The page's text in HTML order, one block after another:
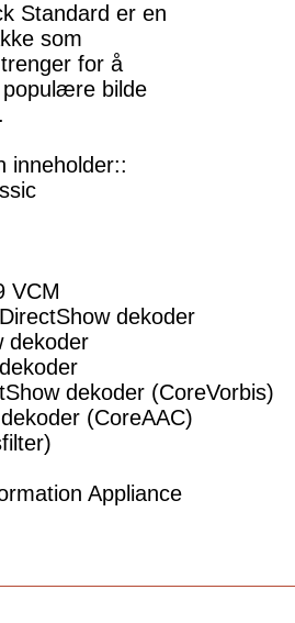
Standard er en
som
for å
bilde
inneholder::
VCM
dekoder
dekoder
dekoder (CoreVorbis)
(CoreAAC)
Appliance